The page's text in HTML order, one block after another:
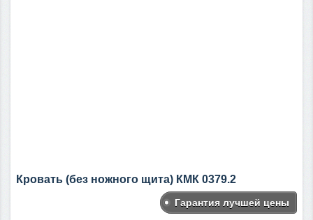
Кровать (без ножного щита) КМК 0379.2
Гарантия лучшей цены